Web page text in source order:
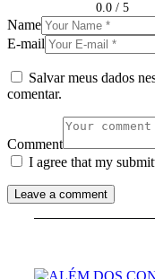
0.0 / 5
Name
E-mail
Salvar meus dados
comentar.
Comment
I agree that my